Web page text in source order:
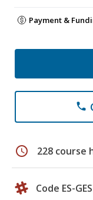
Payment &
phone
schedule 228 course
Code ES-